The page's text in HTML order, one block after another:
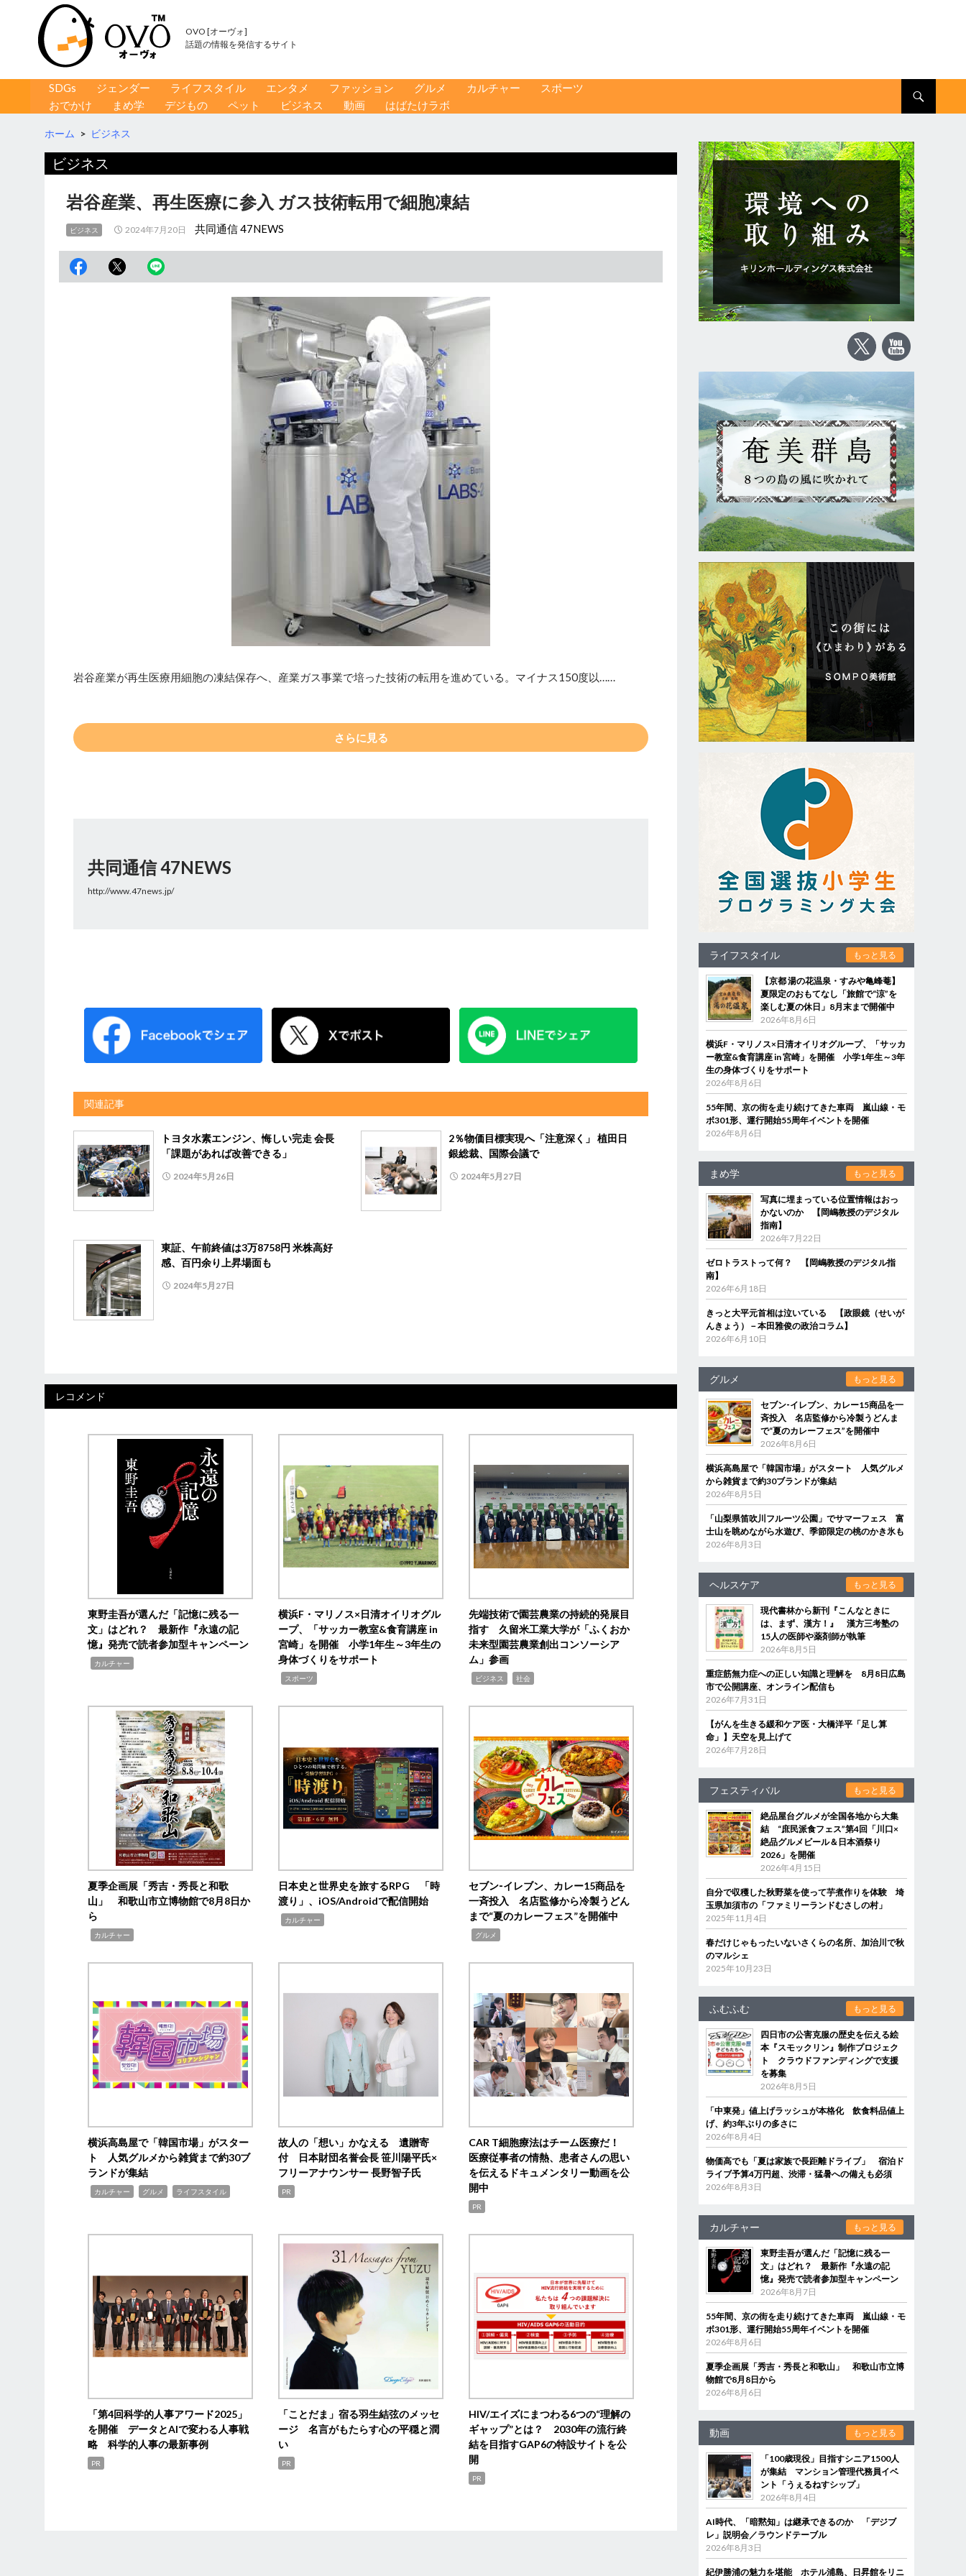
OVO [オーヴォ]
話題の情報を発信するサイト
コンテンツへ移動
SDGs ジェンダー ライフスタイル エンタメ ファッション グルメ カルチャー
スポーツ
おでかけ
まめ学 デジもの ペット ビジネス 動画 はばたけラボ
ホーム > ビジネス
ビジネス
岩谷産業、再生医療に参入 ガス技術転用で細胞凍結
ビジネス 2024年7月20日 共同通信 47NEWS
岩谷産業が再生医療用細胞の凍結保存へ、産業ガス事業で培った技術の転用を進めている。マイナス150度以……
さらに見る
共同通信 47NEWS
http://www.47news.jp/
関連記事
トヨタ水素エンジン、悔しい完走 会長
「課題があれば改善できる」
2024年5月26日
2％物価目標実現へ「注意深く」 植田日
銀総裁、国際会議で
2024年5月27日
東証、午前終値は3万8758円 米株高好
感、百円余り上昇場面も
2024年5月27日
レコメンド
東野圭吾が選んだ「記憶に残る一
文」はどれ？ 最新作『永遠の記
憶』発売で読者参加型キャンペーン
カルチャー
横浜F・マリノス×日清オイリオグル
ープ、「サッカー教室&食育講座 in
宮崎」を開催 小学1年生～3年生の
身体づくりをサポート
スポーツ
先端技術で園芸農業の持続的発展目
指す 久留米工業大学が「ふくおか
未来型園芸農業創出コンソーシア
ム」参画
ビジネス 社会
夏季企画展「秀吉・秀長と和歌
山」 和歌山市立博物館で8月8日か
ら
カルチャー
日本史と世界史を旅するRPG 「時
渡り」、iOS/Androidで配信開始
カルチャー
セブン‐イレブン、カレー15商品を
一斉投入 名店監修から冷製うどん
まで“夏のカレーフェス”を開催中
グルメ
横浜高島屋で「韓国市場」がスター
ト 人気グルメから雑貨まで約30ブ
ランドが集結
カルチャー グルメ ライフスタイル
故人の「想い」かなえる 遺贈寄
付 日本財団名誉会長 笹川陽平氏×
フリーアナウンサー 長野智子氏
PR
CAR T細胞療法はチーム医療だ！
医療従事者の情熱、患者さんの思い
を伝えるドキュメンタリー動画を公
開中
PR
「第4回科学的人事アワード2025」
を開催 データとAIで変わる人事戦
略 科学的人事の最新事例
PR
「ことだま」宿る羽生結弦のメッセ
ージ 名言がもたらす心の平穏と潤
い
PR
HIV/エイズにまつわる6つの“理解の
ギャップ”とは？ 2030年の流行終
結を目指すGAP6の特設サイトを公
開
PR
ライフスタイル もっと見る
【京都 湯の花温泉・すみや亀峰菴】
夏限定のおもてなし「旅館で“涼”を
楽しむ夏の休日」8月末まで開催中
2026年8月6日
横浜F・マリノス×日清オイリオグループ、「サッカ
ー教室&食育講座 in 宮崎」を開催 小学1年生～3年
生の身体づくりをサポート
2026年8月6日
55年間、京の街を走り続けてきた車両 嵐山線・モ
ボ301形、運行開始55周年イベントを開催
2026年8月6日
まめ学 もっと見る
写真に埋まっている位置情報はおっ
かないのか 【岡嶋教授のデジタル
指南】
2026年7月22日
ゼロトラストって何？ 【岡嶋教授のデジタル指
南】
2026年6月18日
きっと大平元首相は泣いている 【政眼鏡（せいが
んきょう）－本田雅俊の政治コラム】
2026年6月10日
グルメ もっと見る
セブン‐イレブン、カレー15商品を一
斉投入 名店監修から冷製うどんま
で“夏のカレーフェス”を開催中
2026年8月6日
横浜高島屋で「韓国市場」がスタート 人気グルメ
から雑貨まで約30ブランドが集結
2026年8月5日
「山梨県笛吹川フルーツ公園」でサマーフェス 富
士山を眺めながら水遊び、季節限定の桃のかき氷も
2026年8月3日
ヘルスケア もっと見る
現代書林から新刊『こんなときに
は、まず、漢方！』 漢方三考塾の
15人の医師や薬剤師が執筆
2026年8月5日
重症筋無力症への正しい知識と理解を 8月8日広島
市で公開講座、オンライン配信も
2026年7月31日
【がんを生きる緩和ケア医・大橋洋平「足し算
命」】天空を見上げて
2026年7月28日
フェスティバル もっと見る
絶品屋台グルメが全国各地から大集
結 “庶民派食フェス”第4回「川口×
絶品グルメビール＆日本酒祭り
2026」を開催
2026年4月15日
自分で収穫した秋野菜を使って芋煮作りを体験 埼
玉県加須市の「ファミリーランドむさしの村」
2025年11月4日
春だけじゃもったいないさくらの名所、加治川で秋
のマルシェ
2025年10月23日
ふむふむ もっと見る
四日市の公害克服の歴史を伝える絵
本『スモックリン』制作プロジェク
ト クラウドファンディングで支援
を募集
2026年8月5日
「中東発」値上げラッシュが本格化 飲食料品値上
げ、約3年ぶりの多さに
2026年8月4日
物価高でも「夏は家族で長距離ドライブ」 宿泊ド
ライブ予算4万円超、渋滞・猛暑への備えも必須
2026年8月3日
カルチャー もっと見る
東野圭吾が選んだ「記憶に残る一
文」はどれ？ 最新作『永遠の記
憶』発売で読者参加型キャンペーン
2026年8月7日
55年間、京の街を走り続けてきた車両 嵐山線・モ
ボ301形、運行開始55周年イベントを開催
2026年8月6日
夏季企画展「秀吉・秀長と和歌山」 和歌山市立博
物館で8月8日から
2026年8月6日
動画 もっと見る
「100歳現役」目指すシニア1500人
が集結 マンション管理代務員イベ
ント「うぇるねすシップ」
2026年8月4日
AI時代、「暗黙知」は継承できるのか 「デジブ
レ」説明会／ラウンドテーブル
2026年8月3日
紀伊勝浦の魅力を堪能 ホテル浦島、日昇館をリニ